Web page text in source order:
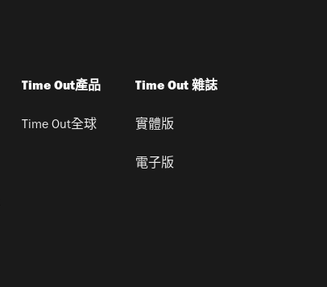
Time Out產品
Time Out全球
Time Out 雜誌
實體版
電子版